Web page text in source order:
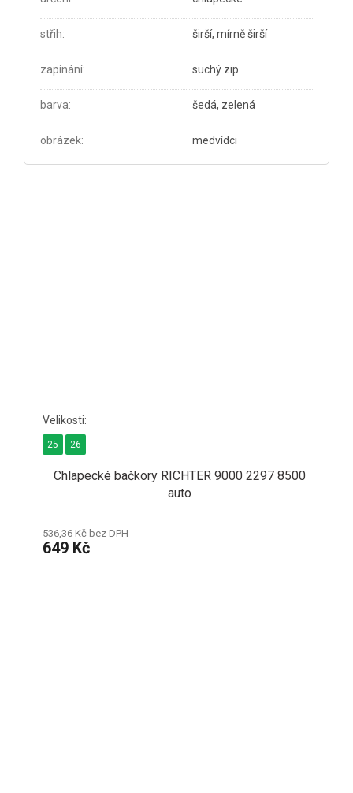
střih: širší, mírně širší
zapínání: suchý zip
barva: šedá, zelená
obrázek: medvídci
Chlapecké bačkory RICHTER 9000 2297 8500
auto
536,36 Kč bez DPH
649 Kč
25 26